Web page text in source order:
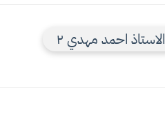
الاستاذ احمد مهدي ٢